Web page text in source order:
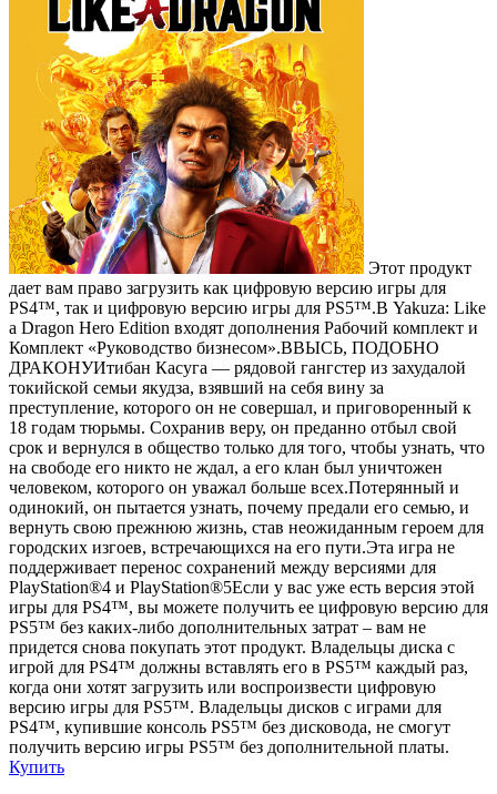
Этот продукт
дает вам право загрузить как цифровую версию игры для
PS4™, так и цифровую версию игры для PS5™.В Yakuza: Like
a Dragon Hero Edition входят дополнения Рабочий комплект и
Комплект «Руководство бизнесом».ВВЫСЬ, ПОДОБНО
ДРАКОНУИтибан Касуга — рядовой гангстер из захудалой
токийской семьи якудза, взявший на себя вину за
преступление, которого он не совершал, и приговоренный к
18 годам тюрьмы. Сохранив веру, он преданно отбыл свой
срок и вернулся в общество только для того, чтобы узнать, что
на свободе его никто не ждал, а его клан был уничтожен
человеком, которого он уважал больше всех.Потерянный и
одинокий, он пытается узнать, почему предали его семью, и
вернуть свою прежнюю жизнь, став неожиданным героем для
городских изгоев, встречающихся на его пути.Эта игра не
поддерживает перенос сохранений между версиями для
PlayStation®4 и PlayStation®5Если у вас уже есть версия этой
игры для PS4™, вы можете получить ее цифровую версию для
PS5™ без каких-либо дополнительных затрат – вам не
придется снова покупать этот продукт. Владельцы диска с
игрой для PS4™ должны вставлять его в PS5™ каждый раз,
когда они хотят загрузить или воспроизвести цифровую
версию игры для PS5™. Владельцы дисков с играми для
PS4™, купившие консоль PS5™ без дисковода, не смогут
получить версию игры PS5™ без дополнительной платы.
Купить